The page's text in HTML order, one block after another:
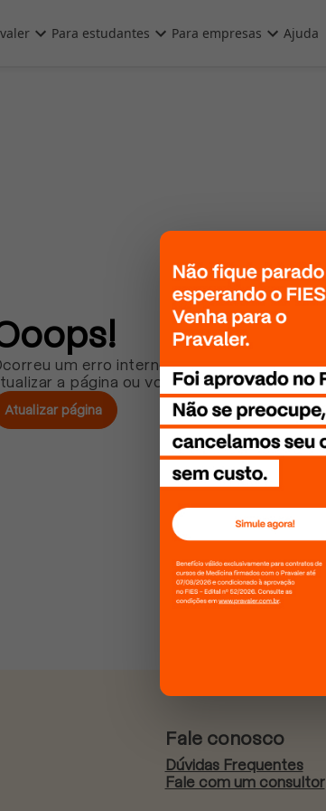
Para estudantes Para empresas Ajuda
um erro interno. Por favor, tente
a página ou volte mais tarde!
Atualizar página
Fale conosco
Dúvidas Frequentes
Fale com um consultor